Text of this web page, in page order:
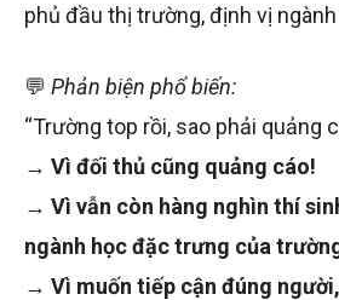
phủ đầu thị trường, định vị
💬 Phản biện phổ biến:
“Trường top rồi, sao phải quảng
→ Vì đối thủ cũng quảng cáo!
→ Vì vẫn còn hàng nghìn thí
ngành học đặc trưng của
→ Vì muốn tiếp cận đúng